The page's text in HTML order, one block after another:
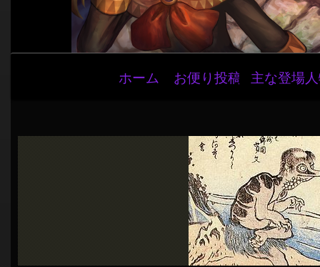
ビ
ゲ
ー
シ
ョ
ン
ホーム お便り投稿 主な登場